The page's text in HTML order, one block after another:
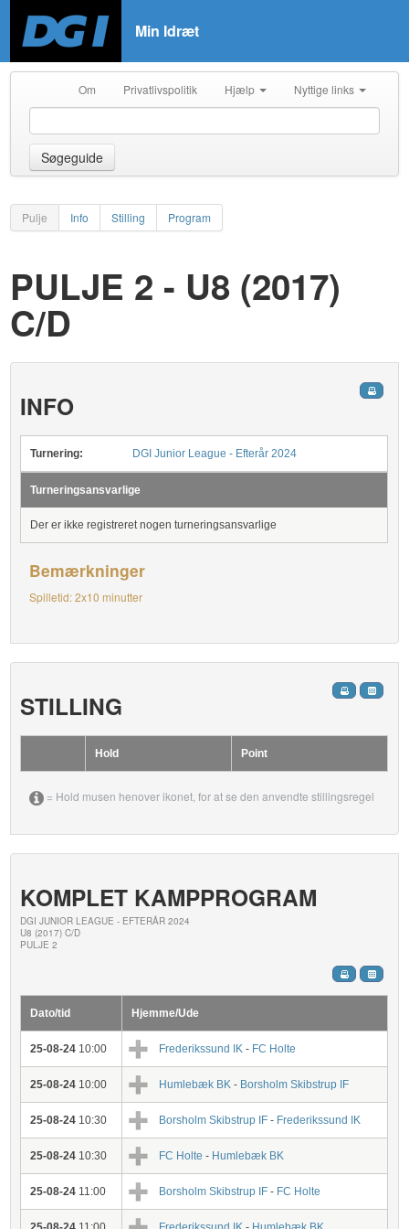
Min Idræt
Om Privatlivspolitik Hjælp Nyttige links
Søgeguide
Pulje Info Stilling Program
PULJE 2 - U8 (2017)
C/D
INFO
Turnering: DGI Junior League - Efterår 2024
Turneringsansvarlige
Der er ikke registreret nogen turneringsansvarlige
Bemærkninger
Spilletid: 2x10 minutter
STILLING
Hold Point
= Hold musen henover ikonet, for at se den anvendte stillingsregel
KOMPLET KAMPPROGRAM
DGI JUNIOR LEAGUE - EFTERÅR 2024
U8 (2017) C/D
PULJE 2
Dato/tid Hjemme/Ude
25-08-24 10:00 Frederikssund IK - FC Holte
25-08-24 10:00 Humlebæk BK - Borsholm Skibstrup IF
25-08-24 10:30 Borsholm Skibstrup IF - Frederikssund IK
25-08-24 10:30 FC Holte - Humlebæk BK
25-08-24 11:00 Borsholm Skibstrup IF - FC Holte